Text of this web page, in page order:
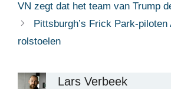
VN zegt dat het team van Trump
Pittsburgh’s Frick Park-piloten
rolstoelen
Lars Verbeek